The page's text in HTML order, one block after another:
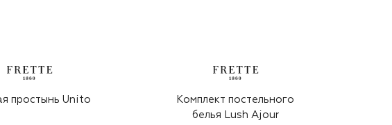
простынь Unito
Комплект постельного
белья Lush Ajour